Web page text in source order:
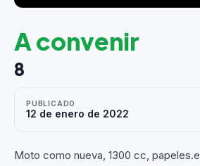
A convenir
8
PUBLICADO
12 de enero de 2022
Moto como nueva, 1300 cc,